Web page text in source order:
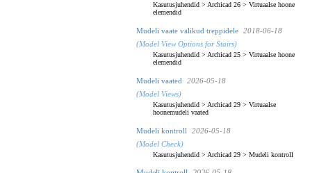
Kasutusjuhendid > Archicad 26 > Virtuaalse hoone
elemendid
Mudeli vaate valikud treppidele
2018-06-18
(Model View Options for Stairs)
Kasutusjuhendid > Archicad 25 > Virtuaalse hoone
elemendid
Mudeli vaated
2026-05-18
(Model Views)
Kasutusjuhendid > Archicad 29 > Virtuaalse
hoonemudeli vaated
Mudeli kontroll
2026-05-18
(Model Check)
Kasutusjuhendid > Archicad 29 > Mudeli kontroll